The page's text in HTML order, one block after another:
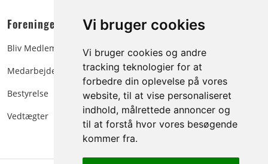
Vi bruger cookies
Vi bruger cookies og andre
tracking teknologier for at
forbedre din oplevelse på vores
website, til at vise personaliseret
indhold, målrettede annoncer og
til at forstå hvor vores besøgende
kommer fra.
Foreningen:
Bliv Medlem
Medarbejdere
Bestyrelse
Vedtægter